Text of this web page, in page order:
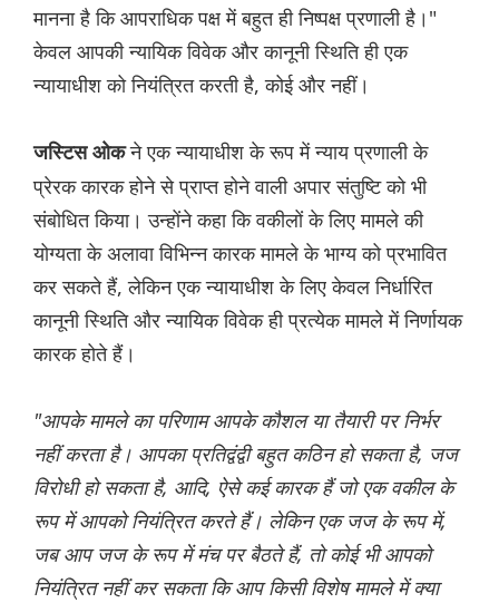
मानना ​​है कि आपराधिक पक्ष में बहुत ही निष्पक्ष प्रणाली है।"
केवल आपकी न्यायिक विवेक और कानूनी स्थिति ही एक
न्यायाधीश को नियंत्रित करती है, कोई और नहीं।
जस्टिस ओकने एक न्यायाधीश के रूप में न्याय प्रणाली के
प्रेरक कारक होने से प्राप्त होने वाली अपार संतुष्टि को भी
संबोधित किया। उन्होंने कहा कि वकीलों के लिए मामले की
योग्यता के अलावा विभिन्न कारक मामले के भाग्य को प्रभावित
कर सकते हैं, लेकिन एक न्यायाधीश के लिए केवल निर्धारित
कानूनी स्थिति और न्यायिक विवेक ही प्रत्येक मामले में निर्णायक
कारक होते हैं।
"आपके मामले का परिणाम आपके कौशल या तैयारी पर निर्भर
नहीं करता है। आपका प्रतिद्वंद्वी बहुत कठिन हो सकता है, जज
विरोधी हो सकता है, आदि, ऐसे कई कारक हैं जो एक वकील के
रूप में आपको नियंत्रित करते हैं। लेकिन एक जज के रूप में,
जब आप जज के रूप में मंच पर बैठते हैं, तो कोई भी आपको
नियंत्रित नहीं कर सकता कि आप किसी विशेष मामले में क्या